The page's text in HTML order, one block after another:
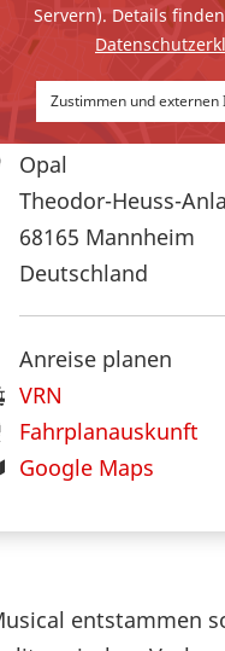
Servern). Details
Zustimmen und externen
Opal
Theodor-Heuss-
68165 Mannheim
Deutschland
Anreise planen
VRN
Fahrplanauskunft
Google Maps
entstammen